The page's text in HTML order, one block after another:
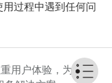
过程中遇到任何问
用户体验，为客户